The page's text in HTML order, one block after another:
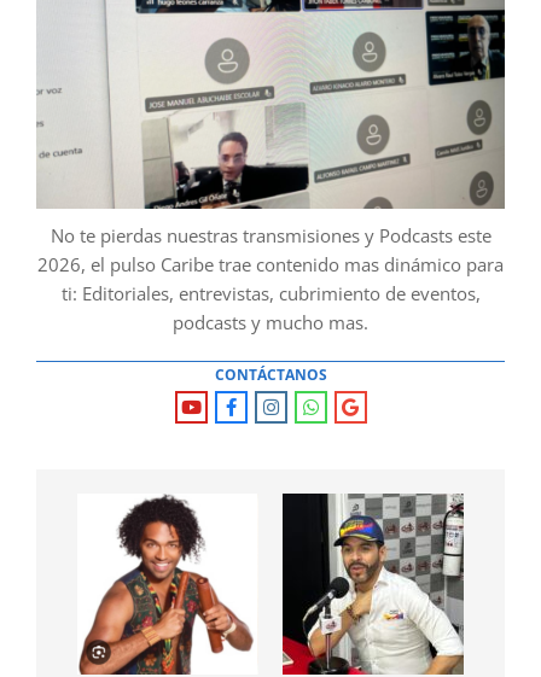
No te pierdas nuestras transmisiones y Podcasts este
2026, el pulso Caribe trae contenido mas dinámico para
ti: Editoriales, entrevistas, cubrimiento de eventos,
podcasts y mucho mas.
CONTÁCTANOS